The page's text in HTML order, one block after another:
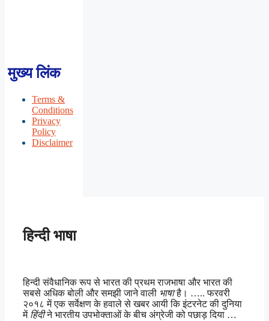
मुख्य लिंक
Terms &
Conditions
Privacy
Policy
Disclaimer
हिन्दी भाषा
हिन्दी संवैधानिक रूप से भारत की प्रथम राजभाषा और भारत की
सबसे अधिक बोली और समझी जाने वाली भाषाहै। ….. फरवरी
२०१८ में एक सर्वेक्षण के हवाले से खबर आयी कि इंटरनेट की दुनिया
में हिंदीने भारतीय उपभोक्ताओं के बीच अंग्रेजी को पछाड़ दिया …